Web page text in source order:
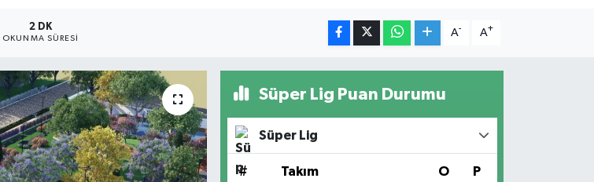
2 DK
OKUNMA SÜRESI
A- A+
Süper Lig Puan Durumu
Süper Lig
# Takım O P